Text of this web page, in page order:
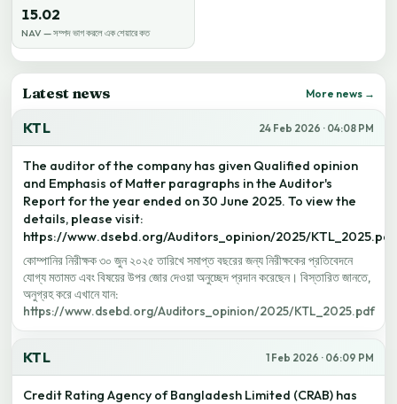
15.02
NAV — সম্পদ ভাগ করলে এক শেয়ারে কত
Latest news More news →
KTL 24 Feb 2026 · 04:08 PM
The auditor of the company has given Qualified opinion
and Emphasis of Matter paragraphs in the Auditor's
Report for the year ended on 30 June 2025. To view the
details, please visit:
https://www.dsebd.org/Auditors_opinion/2025/KTL_2025.pdf
কোম্পানির নিরীক্ষক ৩০ জুন ২০২৫ তারিখে সমাপ্ত বছরের জন্য নিরীক্ষকের প্রতিবেদনে
যোগ্য মতামত এবং বিষয়ের উপর জোর দেওয়া অনুচ্ছেদ প্রদান করেছেন। বিস্তারিত জানতে,
অনুগ্রহ করে এখানে যান:
https://www.dsebd.org/Auditors_opinion/2025/KTL_2025.pdf
KTL 1 Feb 2026 · 06:09 PM
Credit Rating Agency of Bangladesh Limited (CRAB) has